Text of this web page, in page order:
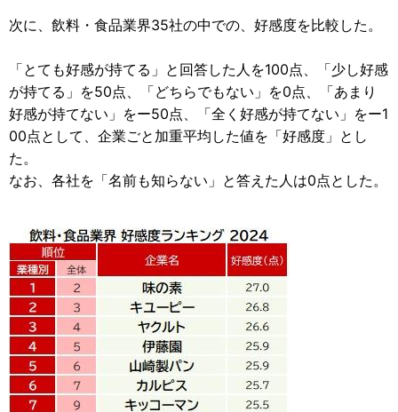
次に、飲料・食品業界35社の中での、好感度を比較した。
「とても好感が持てる」と回答した人を100点、「少し好感
が持てる」を50点、「どちらでもない」を0点、「あまり
好感が持てない」をー50点、「全く好感が持てない」をー1
00点として、企業ごと加重平均した値を「好感度」とし
た。
なお、各社を「名前も知らない」と答えた人は0点とした。